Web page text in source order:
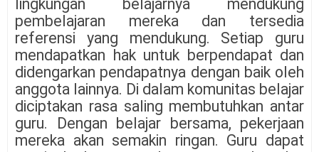
lingkungan belajarnya mendukung
pembelajaran mereka dan tersedia
referensi yang mendukung. Setiap guru
mendapatkan hak untuk berpendapat dan
didengarkan pendapatnya dengan baik oleh
anggota lainnya. Di dalam komunitas belajar
diciptakan rasa saling membutuhkan antar
guru. Dengan belajar bersama, pekerjaan
mereka akan semakin ringan. Guru dapat